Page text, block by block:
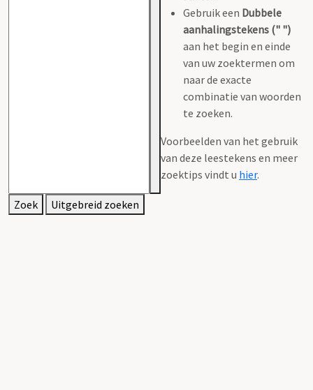
Gebruik een Dubbele
aanhalingstekens (" ")
aan het begin en einde
van uw zoektermen om
naar de exacte
combinatie van woorden
te zoeken.
Voorbeelden van het gebruik
van deze leestekens en meer
zoektips vindt u hier.
Zoek Uitgebreid zoeken